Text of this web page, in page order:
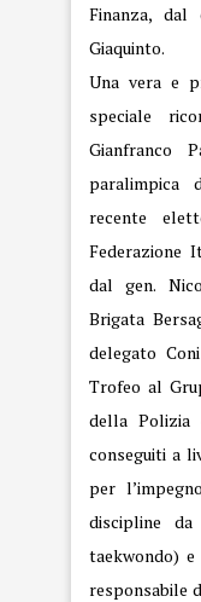
Finanza, dal
Giaquinto.
Una vera e
speciale
Gianfranco
paralimpica
recente
Federazione
dal gen.
Brigata
delegato
Trofeo al
della
conseguiti a
per
discipline
taekwondo)
responsabile